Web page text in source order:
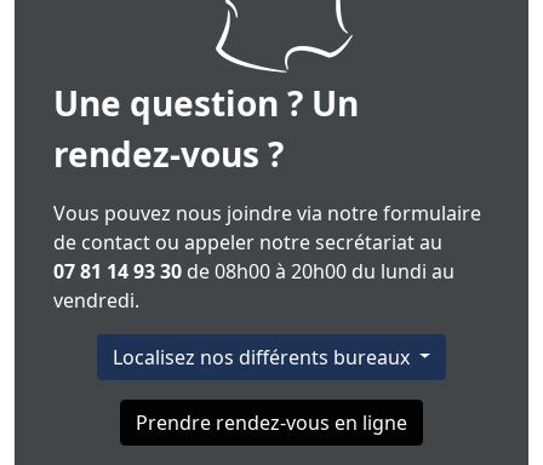
Une question ? Un
rendez-vous ?
Vous pouvez nous joindre via notre formulaire
de contact ou appeler notre secrétariat au
07 81 14 93 30 de 08h00 à 20h00 du lundi au
vendredi.
Localisez nos différents bureaux
Prendre rendez-vous en ligne